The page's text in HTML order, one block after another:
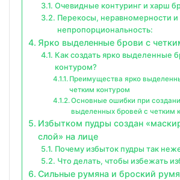
Очевидные контуринг и харш
Перекосы, неравномерности и
непропорциональность:
Ярко выделенные брови с
Как создать ярко выделенные
контуром?
Преимущества ярко
четким контуром
Основные ошибки при
выделенных бровей с четким
Избытком пудры создан
слой» на лице
Почему избыток пудры так
Что делать, чтобы избежать
Сильные румяна и броский